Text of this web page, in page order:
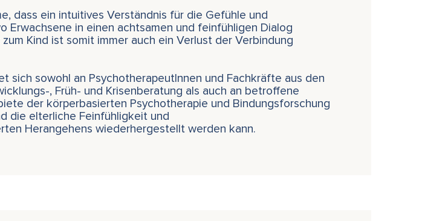
dass ein intuitives Verständnis für die Gefühle und
Erwachsene in einen achtsamen und feinfühligen Dialog
Kind ist somit immer auch ein Verlust der Verbindung
sich sowohl an PsychotherapeutInnen und Fachkräfte aus den
, Früh- und Krisenberatung als auch an betroffene
der körperbasierten Psychotherapie und Bindungsforschung
die elterliche Feinfühligkeit und
Herangehens wiederhergestellt werden kann.